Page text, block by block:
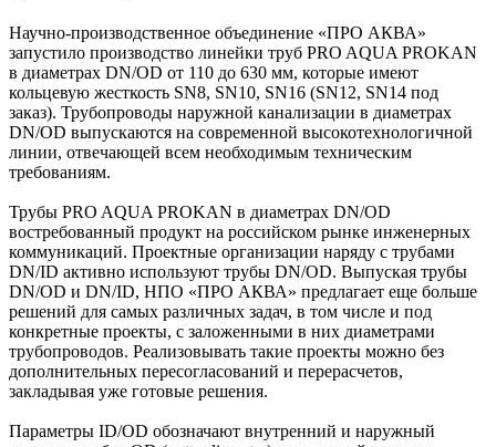
Научно-производственное объединение «ПРО АКВА»
запустило производство линейки труб PRO AQUA PROKAN
в диаметрах DN/OD от 110 до 630 мм, которые имеют
кольцевую жесткость SN8, SN10, SN16 (SN12, SN14 под
заказ). Трубопроводы наружной канализации в диаметрах
DN/OD выпускаются на современной высокотехнологичной
линии, отвечающей всем необходимым техническим
требованиям.
Трубы PRO AQUA PROKAN в диаметрах DN/OD
востребованный продукт на российском рынке инженерных
коммуникаций. Проектные организации наряду с трубами
DN/ID активно используют трубы DN/OD. Выпуская трубы
DN/OD и DN/ID, НПО «ПРО АКВА» предлагает еще больше
решений для самых различных задач, в том числе и под
конкретные проекты, с заложенными в них диаметрами
трубопроводов. Реализовывать такие проекты можно без
дополнительных пересогласований и перерасчетов,
закладывая уже готовые решения.
Параметры ID/OD обозначают внутренний и наружный